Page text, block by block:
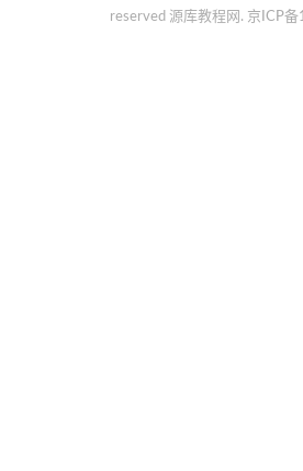
reserved 源库教程网. 京ICP